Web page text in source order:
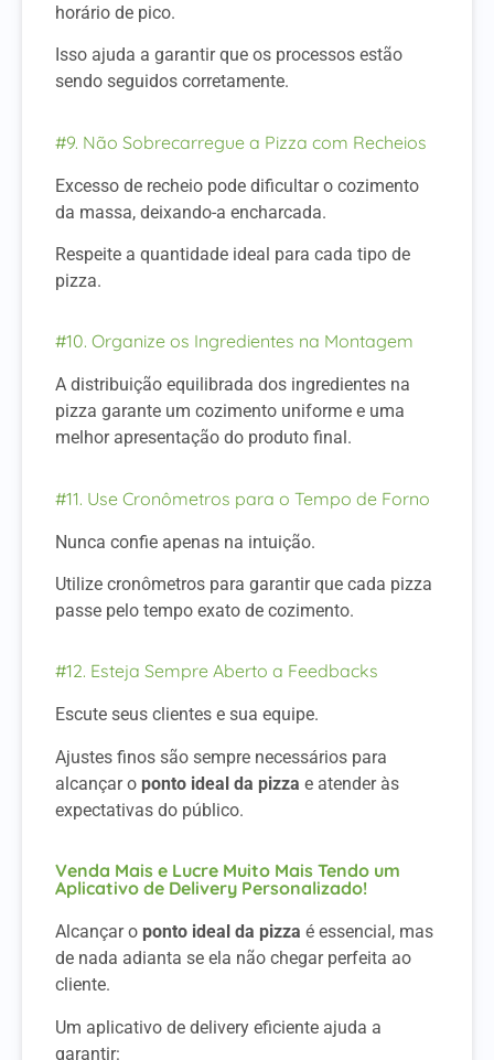
horário de pico.
Isso ajuda a garantir que os processos estão
sendo seguidos corretamente.
#9. Não Sobrecarregue a Pizza com Recheios
Excesso de recheio pode dificultar o cozimento
da massa, deixando-a encharcada.
Respeite a quantidade ideal para cada tipo de
pizza.
#10. Organize os Ingredientes na Montagem
A distribuição equilibrada dos ingredientes na
pizza garante um cozimento uniforme e uma
melhor apresentação do produto final.
#11. Use Cronômetros para o Tempo de Forno
Nunca confie apenas na intuição.
Utilize cronômetros para garantir que cada pizza
passe pelo tempo exato de cozimento.
#12. Esteja Sempre Aberto a Feedbacks
Escute seus clientes e sua equipe.
Ajustes finos são sempre necessários para
alcançar o ponto ideal da pizza e atender às
expectativas do público.
Venda Mais e Lucre Muito Mais Tendo um
Aplicativo de Delivery Personalizado!
Alcançar o ponto ideal da pizza é essencial, mas
de nada adianta se ela não chegar perfeita ao
cliente.
Um aplicativo de delivery eficiente ajuda a
garantir: